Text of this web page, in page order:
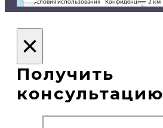
×
Получить
консультацию